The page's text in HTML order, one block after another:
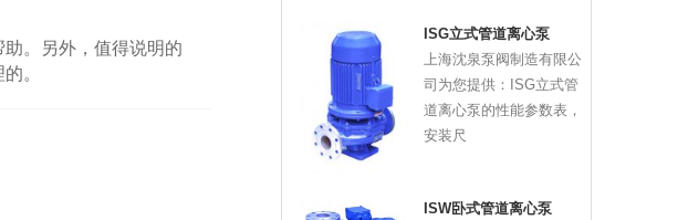
。另外，值得说明的
。
ISG立式管道离心泵
上海沈泉泵阀制造有限公
司为您提供：ISG立式管
道离心泵的性能参数表，
安装尺
ISW卧式管道离心泵